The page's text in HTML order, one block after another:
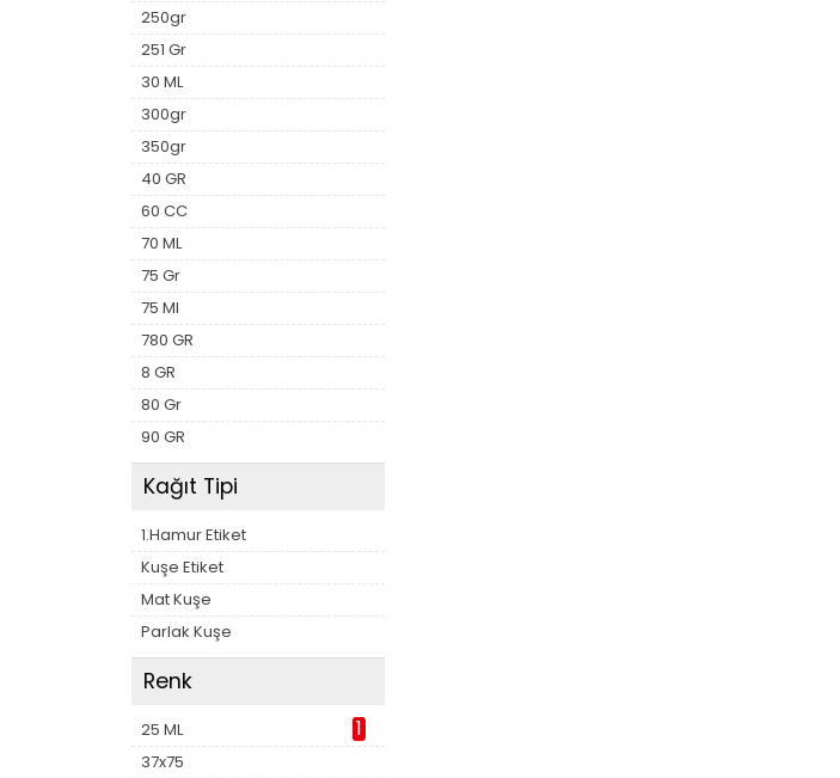
250gr
251 Gr
30 ML
300gr
350gr
40 GR
60 CC
70 ML
75 Gr
75 Ml
780 GR
8 GR
80 Gr
90 GR
Kağıt Tipi
1.Hamur Etiket
Kuşe Etiket
Mat Kuşe
Parlak Kuşe
Renk
25 ML 1
37x75